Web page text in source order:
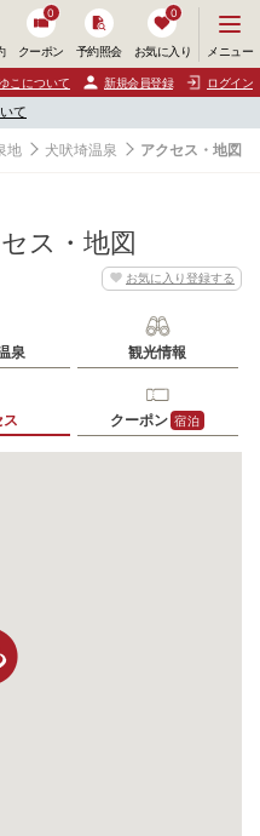
クーポン
0
予約照会 お気に入り
0
ニ
ュ
ー
開
く
メニュー
こについて 新規会員登録 ログイン
て
地 犬吠埼温泉 アクセス・地図
ス・地図
お気に入り登録する
泉 観光情報
ス クーポン 宿泊